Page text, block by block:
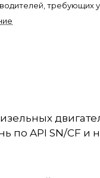
требующих
по API SN/CF и